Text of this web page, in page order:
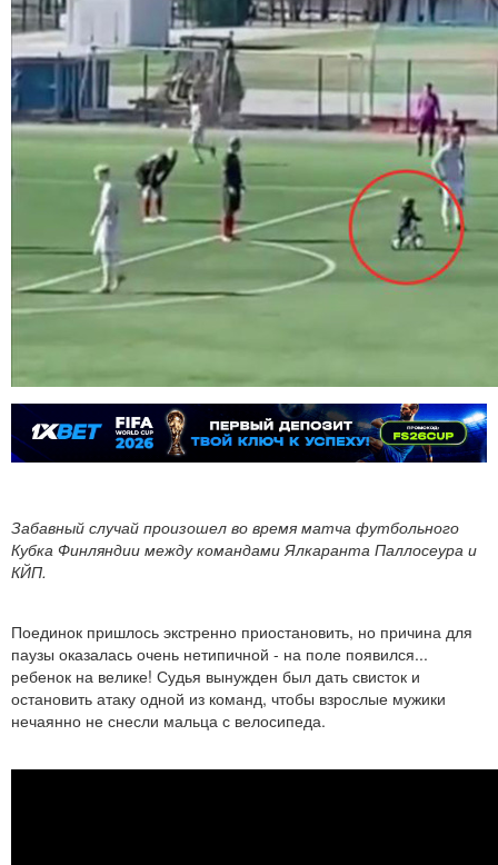
Забавный случай произошел во время матча футбольного
Кубка Финляндии между командами Ялкаранта Паллосеура и
КЙП.
Поединок пришлось экстренно приостановить, но причина для
паузы оказалась очень нетипичной - на поле появился...
ребенок на велике! Судья вынужден был дать свисток и
остановить атаку одной из команд, чтобы взрослые мужики
нечаянно не снесли мальца с велосипеда.